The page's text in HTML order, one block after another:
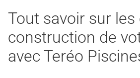
Tout savoir sur les
construction de
avec Teréo